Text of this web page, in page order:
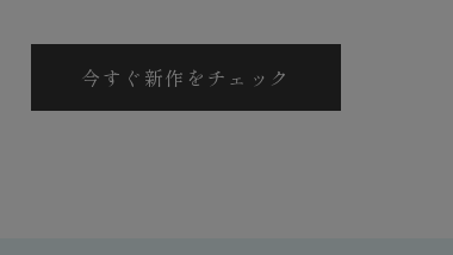
今すぐ新作をチェック